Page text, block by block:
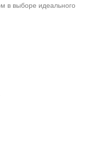
в выборе идеального